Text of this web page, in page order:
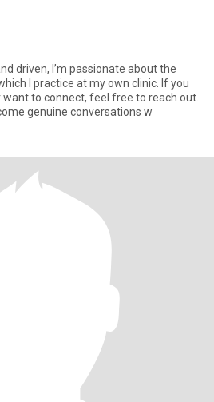
driven, I’m passionate about the
I practice at my own clinic. If you
to connect, feel free to reach out.
genuine conversations w